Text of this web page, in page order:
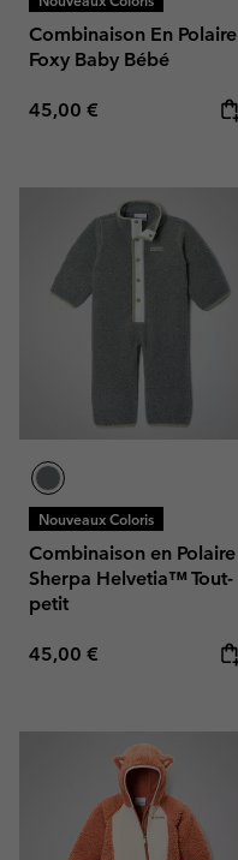
Combinaison En Polaire
Foxy Baby Bébé
Regular price:
45,00 €
Nouveaux Coloris
Combinaison en Polaire
Sherpa Helvetia™ Tout-
petit
Regular price:
45,00 €